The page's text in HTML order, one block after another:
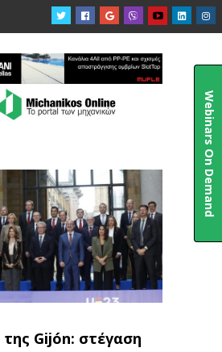

Gijón: στέγαση
Webinars On Demand